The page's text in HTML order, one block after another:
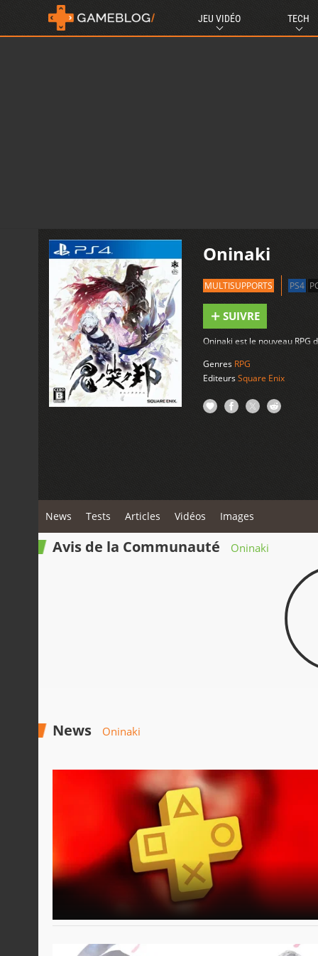
JEU VIDÉO TECH
Oninaki
MULTISUPPORTS PS4
SUIVRE
Oninaki est le nouveau RPG
Genres RPG
EditeursSquare Enix
News Tests Articles Vidéos Images
Avis de la Communauté Oninaki
News Oninaki